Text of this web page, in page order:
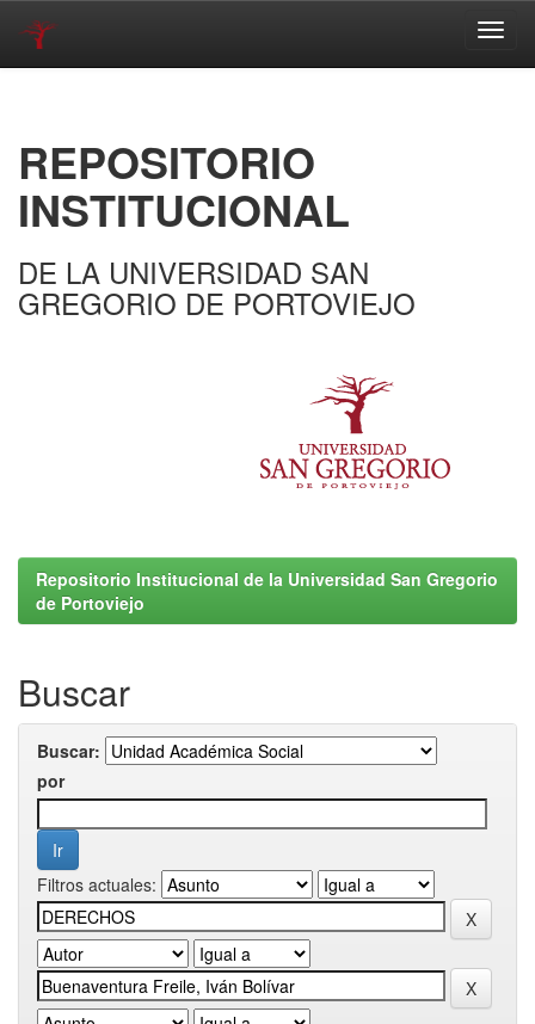
REPOSITORIO
INSTITUCIONAL
DE LA UNIVERSIDAD SAN
GREGORIO DE PORTOVIEJO
Repositorio Institucional de la Universidad San Gregorio
de Portoviejo
Buscar
Buscar:
por
Filtros actuales: